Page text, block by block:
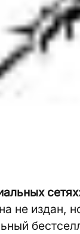
не издан,